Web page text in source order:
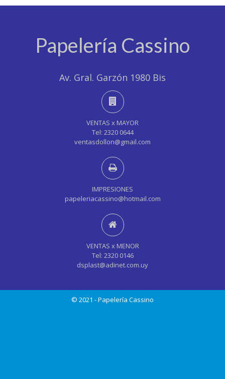
Papelería Cassino
Av. Gral. Garzón 1980 Bis
VENTAS x MAYOR
Tel: 2320 0644
ventasdollon@gmail.com
IMPRESIONES
papeleriacassino@hotmail.com
VENTAS x MENOR
Tel: 2320 0146
dsplast@adinet.com.uy
© 2021 - Papelería Cassino